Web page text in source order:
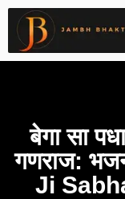
बेगा सा
गणराज:
Ji